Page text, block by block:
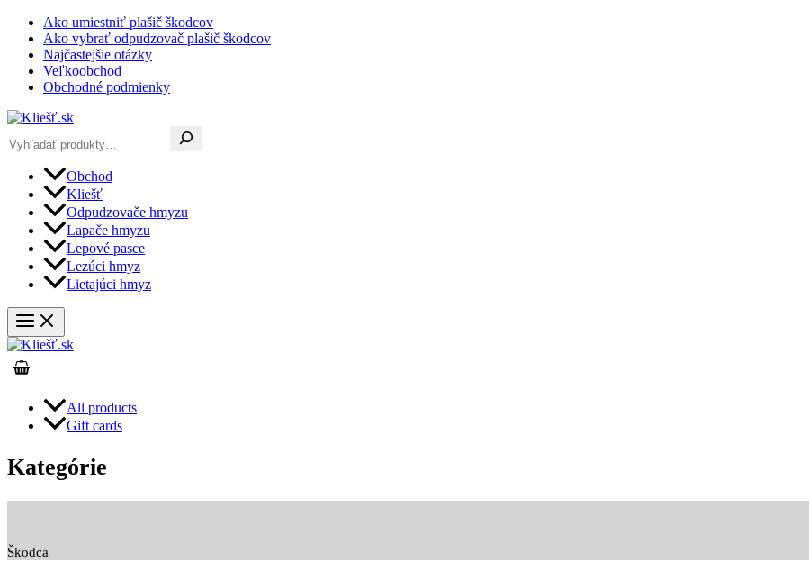
Preskočiť
obsah
Ako umiestniť plašič škodcov
Ako vybrať odpudzovač plašič škodcov
Najčastejšie otázky
Veľkoobchod
Obchodné podmienky
Obchod
Kliešť
Odpudzovače hmyzu
Lapače hmyzu
Lepové pasce
Lezúci hmyz
Lietajúci hmyz
All products
Gift cards
Kategórie
Škodca